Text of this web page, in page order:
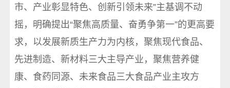
市、产业彰显特色、创新引领未来”主基调不动
摇，明确提出“聚焦高质量、奋勇争第一”的更高要
求，以发展新质生产力为内核，聚焦现代食品、
先进制造、新材料三大主导产业，聚焦营养健
康、食药同源、未来食品三大食品产业主攻方